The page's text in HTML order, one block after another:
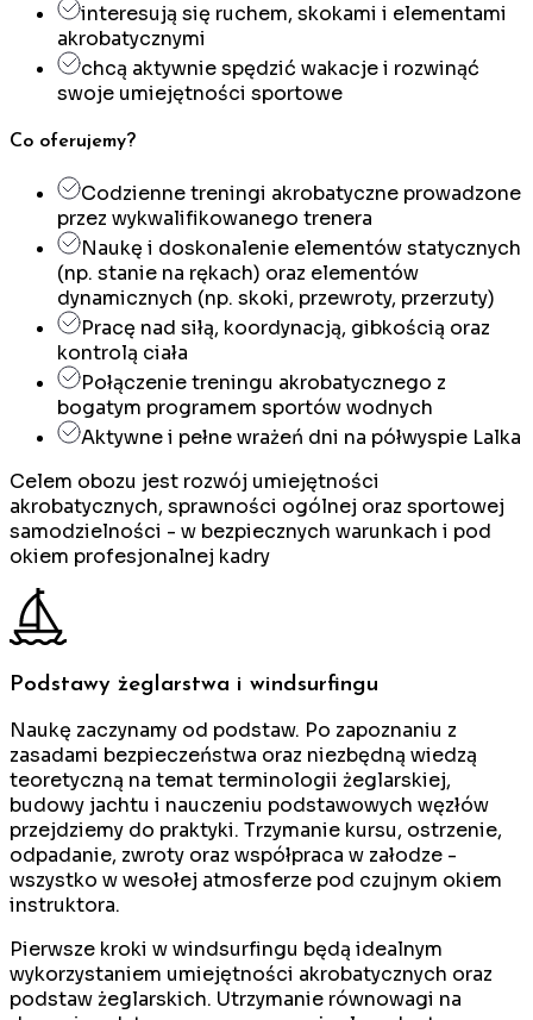
interesują się ruchem, skokami i elementami
akrobatycznymi
chcą aktywnie spędzić wakacje i rozwinąć
swoje umiejętności sportowe
Co oferujemy?
Codzienne treningi akrobatyczne prowadzone
przez wykwalifikowanego trenera
Naukę i doskonalenie elementów statycznych
(np. stanie na rękach) oraz elementów
dynamicznych (np. skoki, przewroty, przerzuty)
Pracę nad siłą, koordynacją, gibkością oraz
kontrolą ciała
Połączenie treningu akrobatycznego z
bogatym programem sportów wodnych
Aktywne i pełne wrażeń dni na półwyspie Lalka
Celem obozu jest rozwój umiejętności
akrobatycznych, sprawności ogólnej oraz sportowej
samodzielności - w bezpiecznych warunkach i pod
okiem profesjonalnej kadry
Podstawy żeglarstwa i windsurfingu
Naukę zaczynamy od podstaw. Po zapoznaniu z
zasadami bezpieczeństwa oraz niezbędną wiedzą
teoretyczną na temat terminologii żeglarskiej,
budowy jachtu i nauczeniu podstawowych węzłów
przejdziemy do praktyki. Trzymanie kursu, ostrzenie,
odpadanie, zwroty oraz współpraca w załodze -
wszystko w wesołej atmosferze pod czujnym okiem
instruktora.
Pierwsze kroki w windsurfingu będą idealnym
wykorzystaniem umiejętności akrobatycznych oraz
podstaw żeglarskich. Utrzymanie równowagi na